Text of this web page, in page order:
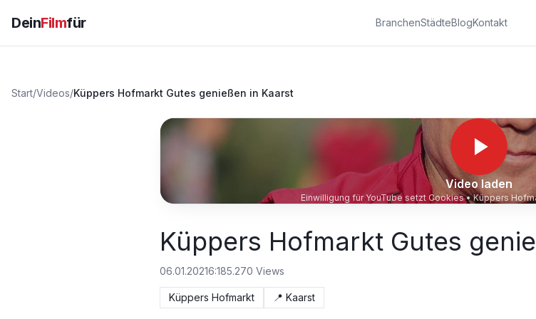
DeinFilmfür BranchenStädteBlogKontakt
Start/Videos/Küppers Hofmarkt Gutes genießen in Kaarst
Video laden
Einwilligung für YouTube setzt Cookies •
Küppers Hofmarkt Gutes
06.01.20216:185.270 Views
Küppers Hofmarkt 📍 Kaarst